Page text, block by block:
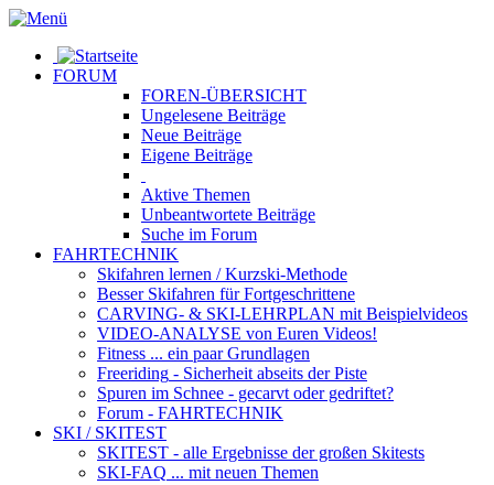
FORUM
FOREN-ÜBERSICHT
Ungelesene Beiträge
Neue Beiträge
Eigene Beiträge
Aktive Themen
Unbeantwortete Beiträge
Suche im Forum
FAHRTECHNIK
Skifahren lernen / Kurzski-Methode
Besser Skifahren für Fortgeschrittene
CARVING- & SKI-LEHRPLAN mit Beispielvideos
VIDEO-ANALYSE von Euren Videos!
Fitness ... ein paar Grundlagen
Freeriding - Sicherheit abseits der Piste
Spuren im Schnee - gecarvt oder gedriftet?
Forum - FAHRTECHNIK
SKI / SKITEST
SKITEST - alle Ergebnisse der großen Skitests
SKI-FAQ ... mit neuen Themen